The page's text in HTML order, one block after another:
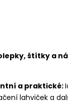
štítky a
a praktické:
lahviček a